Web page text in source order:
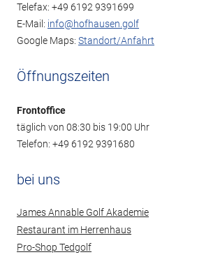
Telefax: +49 6192 9391699
E-Mail: info@hofhausen.golf
Google Maps: Standort/Anfahrt
Öffnungszeiten
Frontoffice
täglich von 08:30 bis 19:00 Uhr
Telefon: +49 6192 9391680
bei uns
James Annable Golf Akademie
Restaurant im Herrenhaus
Pro-Shop Tedgolf